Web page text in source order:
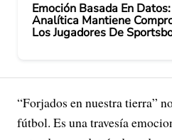
Emoción Basada En
Analítica Mantiene
Los Jugadores De
“Forjados en nuestra tierra”
fútbol. Es una travesía